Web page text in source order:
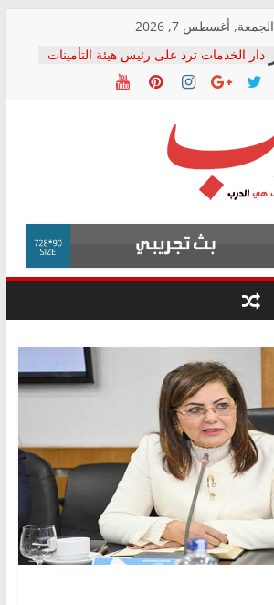
الجمعة, أغسطس 7, 2026
دار الخدمات ترد على رئيس هيئة التأمينات
بعد مؤتمره الصحفي: إنكار الأزمة لا ينهي
معاناة أصحاب المعاشات.. ونطالب بكشف
فرحات سليمان يكتب: القطاع الصحي إلى
أين؟
حزب التحالف الشعبي يطلق لجنة “الحق
في الصحة” بالإسكندرية لرصد الانتهاكات
ودعم المرضى
الوزاري لمدينة الصحفيين.. وانتهاء أعمال
إنشاء المبنى الإداري
المجلس القومي لحقوق الإنسان يعلن
متابعة قضية الدكتور محمد زهران.. ويؤكد:
قرينة البراءة وضمانات المحاكمة العادلة